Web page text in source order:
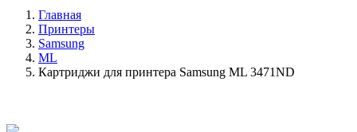
Главная
Принтеры
Samsung
ML
Картриджи для принтера Samsung ML 3471ND